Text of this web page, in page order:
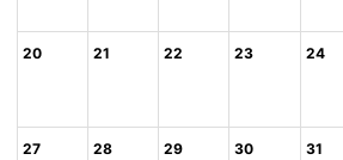
20 21 22 23 24
27 28 29 30 31